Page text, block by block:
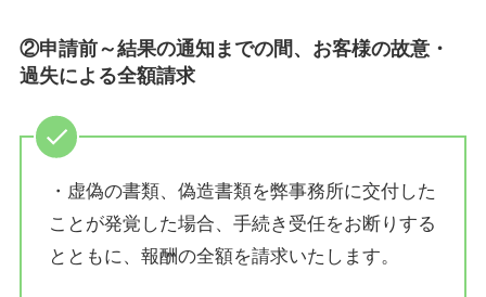
②申請前～結果の通知までの間、お客様の故意・
過失による全額請求
・虚偽の書類、偽造書類を弊事務所に交付した
ことが発覚 した場合、手続き 受任をお断りする
とともに、報酬の全額を請求いたします。